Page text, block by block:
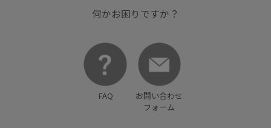
何かお困りですか？
FAQ
お問い合わせ
フォーム